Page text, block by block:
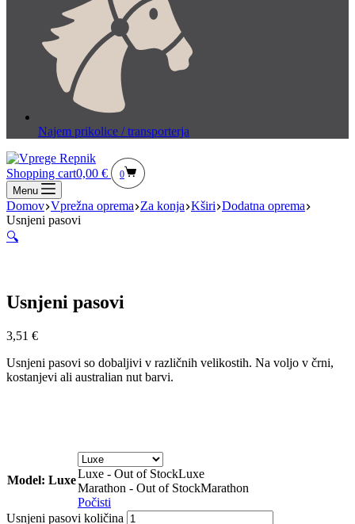
Najem prikolice / transporterja
Shopping cart0,00 € 0
Menu
Domov Vprežna oprema Za konja Kširi Dodatna oprema
Usnjeni pasovi
🔍
Usnjeni pasovi
3,51 €
Usnjeni pasovi so dobaljivi v različnih velikostih. Na voljo v črni,
kostanjevi ali australian nut barvi.
Model: LuxeLuxe - Out of StockLuxe
Marathon - Out of StockMarathon
Počisti
Usnjeni pasovi količina